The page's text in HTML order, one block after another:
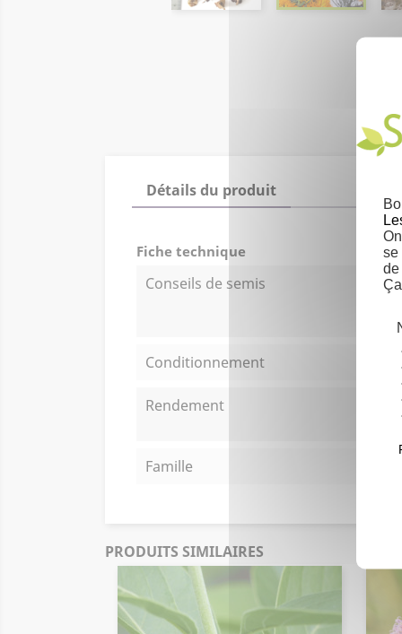
se
Détails du produit
Fiche technique
Conseils de semis
Conditionnement
Rendement
Famille
PRODUITS SIMILAIRES